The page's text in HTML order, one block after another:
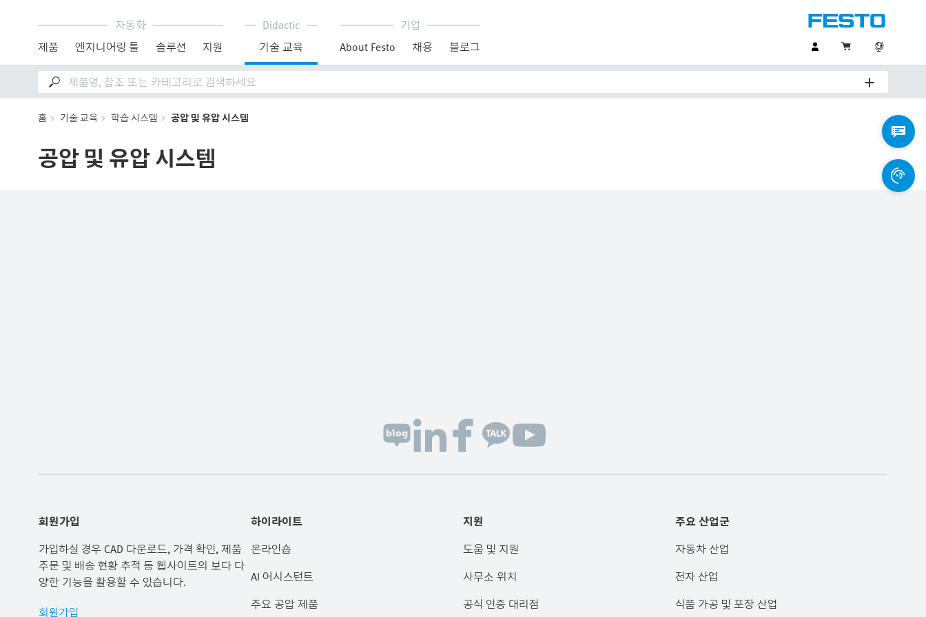
자동화
제품
엔지니어링 툴 솔루션 지원
Didactic
기술 교육
기업
About Festo
채용 블로그
홈 기술 교육 학습 시스템 공압 및 유압 시스템
공압 및 유압 시스템
회원가입
가입하실 경우 CAD 다운로드, 가격 확인, 제품
주문 및 배송 현황 추적 등 웹사이트의 보다 다
양한 기능을 활용할 수 있습니다.
회원가입
하이라이트
온라인숍
AI 어시스턴트
주요 공압 제품
지원
도움 및 지원
사무소 위치
공식 인증 대리점
주요 산업군
자동차 산업
전자 산업
식품 가공 및 포장 산업